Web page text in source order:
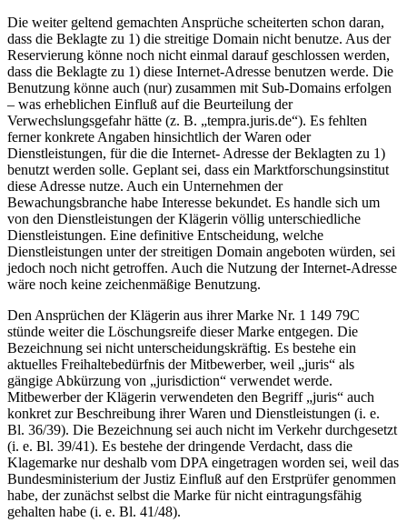
Die weiter geltend gemachten Ansprüche scheiterten schon daran,
dass die Beklagte zu 1) die streitige Domain nicht benutze. Aus der
Reservierung könne noch nicht einmal darauf geschlossen werden,
dass die Beklagte zu 1) diese Internet-Adresse benutzen werde. Die
Benutzung könne auch (nur) zusammen mit Sub-Domains erfolgen
– was erheblichen Einfluß auf die Beurteilung der
Verwechslungsgefahr hätte (z. B. „tempra.juris.de“). Es fehlten
ferner konkrete Angaben hinsichtlich der Waren oder
Dienstleistungen, für die die Internet- Adresse der Beklagten zu 1)
benutzt werden solle. Geplant sei, dass ein Marktforschungsinstitut
diese Adresse nutze. Auch ein Unternehmen der
Bewachungsbranche habe Interesse bekundet. Es handle sich um
von den Dienstleistungen der Klägerin völlig unterschiedliche
Dienstleistungen. Eine definitive Entscheidung, welche
Dienstleistungen unter der streitigen Domain angeboten würden, sei
jedoch noch nicht getroffen. Auch die Nutzung der Internet-Adresse
wäre noch keine zeichenmäßige Benutzung.
Den Ansprüchen der Klägerin aus ihrer Marke Nr. 1 149 79C
stünde weiter die Löschungsreife dieser Marke entgegen. Die
Bezeichnung sei nicht unterscheidungskräftig. Es bestehe ein
aktuelles Freihaltebedürfnis der Mitbewerber, weil „juris“ als
gängige Abkürzung von „jurisdiction“ verwendet werde.
Mitbewerber der Klägerin verwendeten den Begriff „juris“ auch
konkret zur Beschreibung ihrer Waren und Dienstleistungen (i. e.
Bl. 36/39). Die Bezeichnung sei auch nicht im Verkehr durchgesetzt
(i. e. Bl. 39/41). Es bestehe der dringende Verdacht, dass die
Klagemarke nur deshalb vom DPA eingetragen worden sei, weil das
Bundesministerium der Justiz Einfluß auf den Erstprüfer genommen
habe, der zunächst selbst die Marke für nicht eintragungsfähig
gehalten habe (i. e. Bl. 41/48).